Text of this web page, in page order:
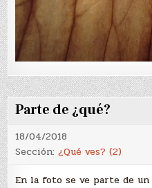
Parte de ¿qué?
18/04/2018
Sección:¿Qué ves? (2)
En la foto se ve parte de un